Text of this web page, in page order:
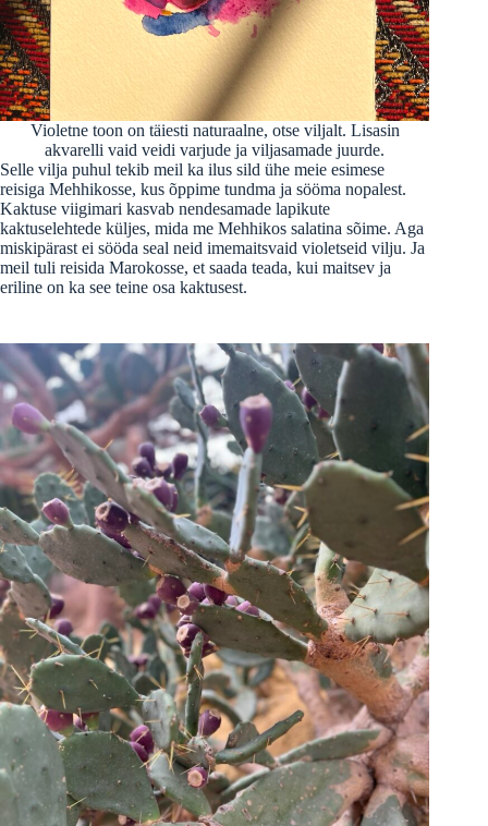
Violetne toon on täiesti naturaalne, otse viljalt. Lisasin
akvarelli vaid veidi varjude ja viljasamade juurde.
Selle vilja puhul tekib meil ka ilus sild ühe meie esimese
reisiga Mehhikosse, kus õppime tundma ja sööma nopalest.
Kaktuse viigimari kasvab nendesamade lapikute
kaktuselehtede küljes, mida me Mehhikos salatina sõime. Aga
miskipärast ei sööda seal neid imemaitsvaid violetseid vilju. Ja
meil tuli reisida Marokosse, et saada teada, kui maitsev ja
eriline on ka see teine osa kaktusest.